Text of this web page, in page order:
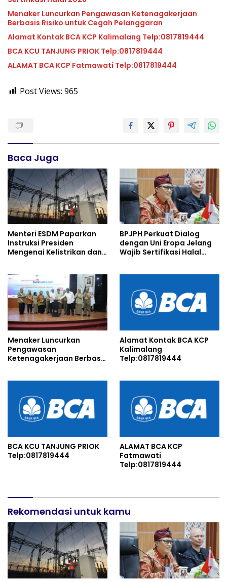
Menaker Luncurkan Pengawasan Ketenagakerjaan
Berbasis Risiko untuk Cegah Pelanggaran
Alamat Kontak BCA KCP Kalimalang Telp:0817819444
BCA KCU TANJUNG PRIOK Telp:0817819444
ALAMAT BCA KCP Fatmawati Telp:0817819444
Post Views: 965
Baca Juga
Menteri ESDM Paparkan
Instruksi Presiden
Mengenai Kelistrikan dan
BPJPH Perkuat Dialog
dengan Uni Eropa Jelang
Wajib Sertifikasi Halal
Menaker Luncurkan
Pengawasan
Ketenagakerjaan Berbasis
Alamat Kontak BCA KCP
Kalimalang
Telp:0817819444
BCA KCU TANJUNG PRIOK
Telp:0817819444
ALAMAT BCA KCP
Fatmawati
Telp:0817819444
Rekomendasi untuk kamu